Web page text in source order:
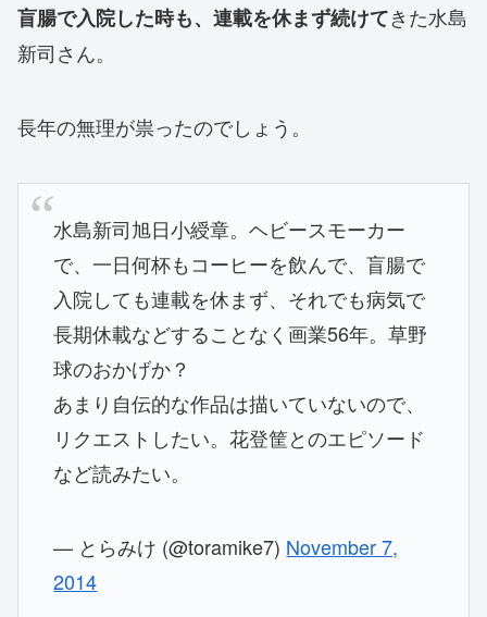
盲腸で入院した時も、連載を休まず続けてきた水島
新司さん。
長年の無理が祟ったのでしょう。
水島新司旭日小綬章。ヘビースモーカー
で、一日何杯もコーヒーを飲んで、盲腸で
入院しても連載を休まず、それでも病気で
長期休載などすることなく画業56年。草野
球のおかげか？
あまり自伝的な作品は描いていないので、
リクエストしたい。花登筐とのエピソード
など読みたい。
— とらみけ (@toramike7) November 7,
2014